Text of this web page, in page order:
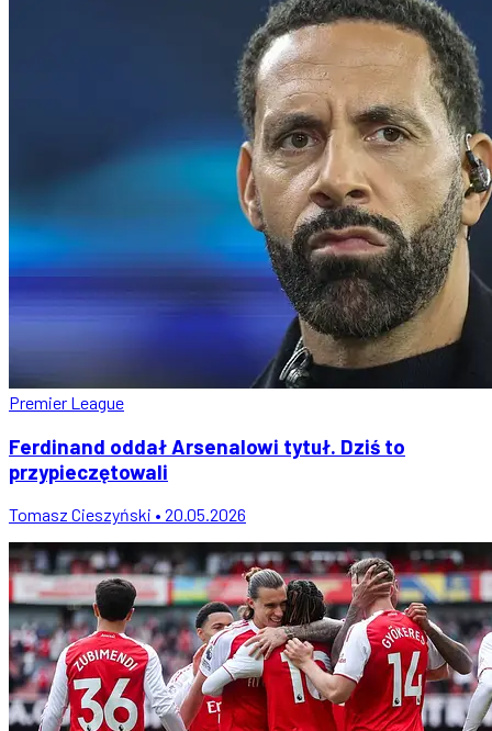
Premier League
Ferdinand oddał Arsenalowi tytuł. Dziś to
przypieczętowali
Tomasz Cieszyński • 20.05.2026